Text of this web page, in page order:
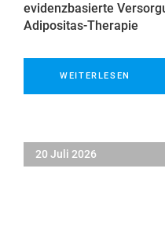
evidenzbasierte
Adipositas-Therapie
WEITERLESEN
20 Juli 2026